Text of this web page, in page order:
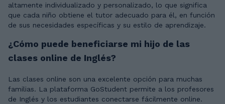
altamente individualizado y personalizado, lo que significa
que cada niño obtiene el tutor adecuado para él, en función
de sus necesidades específicas y su estilo de aprendizaje.
¿Cómo puede beneficiarse mi hijo de las
clases online de Inglés?
Las clases online son una excelente opción para muchas
familias. La plataforma GoStudent permite a los profesores
de Inglés y los estudiantes conectarse fácilmente online.